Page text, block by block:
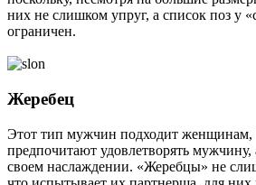
них не слишком упруг, а список поз у
ограничен.
Жеребец
Этот тип мужчин подходит женщинам,
предпочитают удовлетворять мужчину,
своем наслаждении. «Жеребцы» не